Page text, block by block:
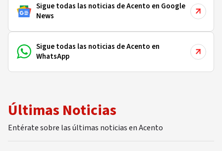
Sigue todas las noticias de Acento en Google
News
Sigue todas las noticias de Acento en
WhatsApp